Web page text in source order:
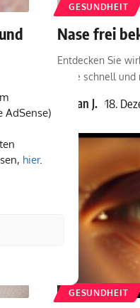
AdSense)
hier.
GESUNDHEIT
Nase frei
Entdecken Sie
Nase schnell
Stefan J. 18.
GESUNDHEIT